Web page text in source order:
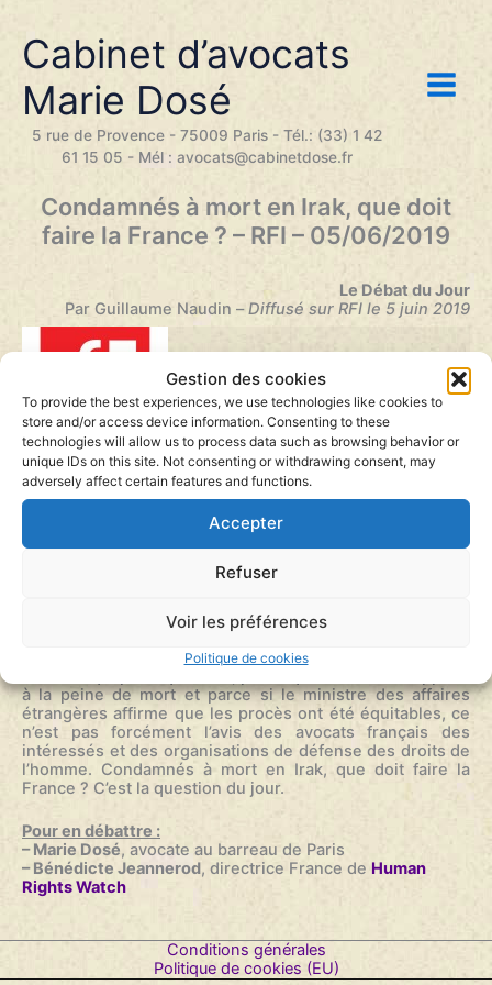
Gestion des cookies
To provide the best experiences, we use technologies like cookies to
store and/or access device information. Consenting to these
technologies will allow us to process data such as browsing behavior or
unique IDs on this site. Not consenting or withdrawing consent, may
adversely affect certain features and functions.
Accepter
Refuser
Voir les préférences
Politique de cookies
contenu
Cabinet d’avocats
Marie Dosé
5 rue de Provence - 75009 Paris - Tél.: (33) 1 42
61 15 05 - Mél : avocats@cabinetdose.fr
Condamnés à mort en Irak, que doit
faire la France ? – RFI – 05/06/2019
Le Débat du Jour
Par Guillaume Naudin –Diffusé sur RFI le 5 juin 2019
Lecteur
audio
00:00
Ils sont onze. Onze ressortissant français condamnés à
mort en quelques jours par un tribunal irakien pour
peut-être qu’un début car ils seraient plusieurs centaines
à être susceptible d’être jugés de la même manière.
à la peine de mort et parce si le ministre des affaires
étrangères affirme que les procès ont été équitables, ce
n’est pas forcément l’avis des avocats français des
intéressés et des organisations de défense des droits de
l’homme. Condamnés à mort en Irak, que doit faire la
France ? C’est la question du jour.
Pour en débattre :
– Marie Dosé, avocate au barreau de Paris
– Bénédicte Jeannerod, directrice France de Human
Rights Watch
Conditions générales
Politique de cookies (EU)